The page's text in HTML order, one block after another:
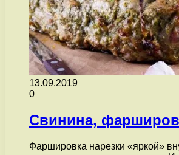
13.09.2019
0
Свинина,
Фаршировка нарезки «яркой»